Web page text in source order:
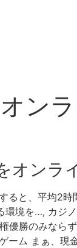
ン
ンラ
ると、平均2
境を…, カジ
優勝のみなら
ム まぁ、現